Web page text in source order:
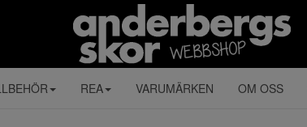
REA VARUMÄRKEN OM OSS